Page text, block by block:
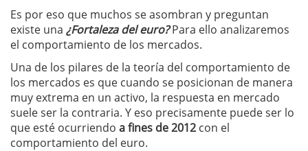
Es por eso que muchos se asombran y preguntan
existe una ¿Fortaleza del euro?Para ello analizaremos
el comportamiento de los mercados.
Una de los pilares de la teoría del comportamiento de
los mercados es que cuando se posicionan de manera
muy extrema en un activo, la respuesta en mercado
suele ser la contraria. Y eso precisamente puede ser lo
que esté ocurriendo a fines de 2012 con el
comportamiento del euro.